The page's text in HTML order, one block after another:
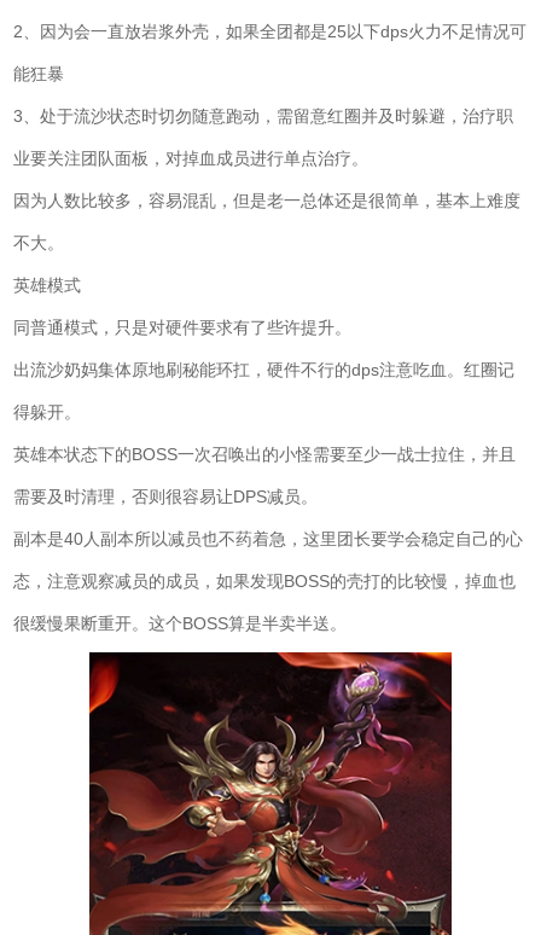
2、因为会一直放岩浆外壳，如果全团都是25以下dps火力不足情况可
能狂暴
3、处于流沙状态时切勿随意跑动，需留意红圈并及时躲避，治疗职
业要关注团队面板，对掉血成员进行单点治疗。
因为人数比较多，容易混乱，但是老一总体还是很简单，基本上难度
不大。
英雄模式
同普通模式，只是对硬件要求有了些许提升。
出流沙奶妈集体原地刷秘能环扛，硬件不行的dps注意吃血。红圈记
得躲开。
英雄本状态下的BOSS一次召唤出的小怪需要至少一战士拉住，并且
需要及时清理，否则很容易让DPS减员。
副本是40人副本所以减员也不药着急，这里团长要学会稳定自己的心
态，注意观察减员的成员，如果发现BOSS的壳打的比较慢，掉血也
很缓慢果断重开。这个BOSS算是半卖半送。